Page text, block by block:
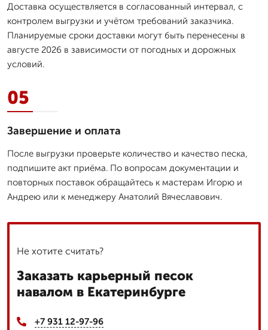
Доставка осуществляется в согласованный интервал, с
контролем выгрузки и учётом требований заказчика.
Планируемые сроки доставки могут быть перенесены в
августе 2026 в зависимости от погодных и дорожных
условий.
05
Завершение и оплата
После выгрузки проверьте количество и качество песка,
подпишите акт приёма. По вопросам документации и
повторных поставок обращайтесь к мастерам Игорю и
Андрею или к менеджеру Анатолий Вячеславович.
Не хотите считать?
Заказать карьерный песок
навалом в Екатеринбурге
+7 931 12-97-96